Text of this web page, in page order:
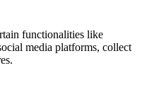
functionalities like
media platforms, collect